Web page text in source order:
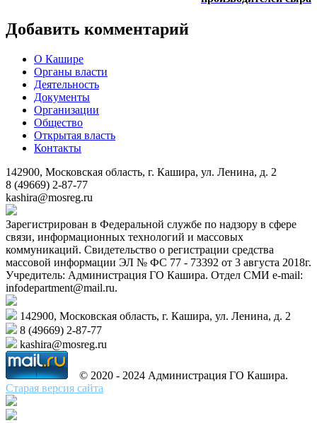
Добавить комментарий
О Кашире
Органы власти
Деятельность
Документы
Организации
Общество
Открытая власть
Контакты
142900, Московская область, г. Кашира, ул. Ленина, д. 2
8 (49669) 2-87-77
kashira@mosreg.ru
Зарегистрирован в Федеральной службе по надзору в сфере
связи, информационных технологий и массовых
коммуникаций. Свидетельство о регистрации средства
массовой информации ЭЛ № ФС 77 - 73392 от 3 августа 2018г.
Учредитель: Администрация ГО Кашира. Отдел СМИ e-mail:
infodepartment@mail.ru.
142900, Московская область, г. Кашира, ул. Ленина, д. 2
8 (49669) 2-87-77
kashira@mosreg.ru
© 2020 - 2024 Администрация ГО Кашира.
Старая версия сайта